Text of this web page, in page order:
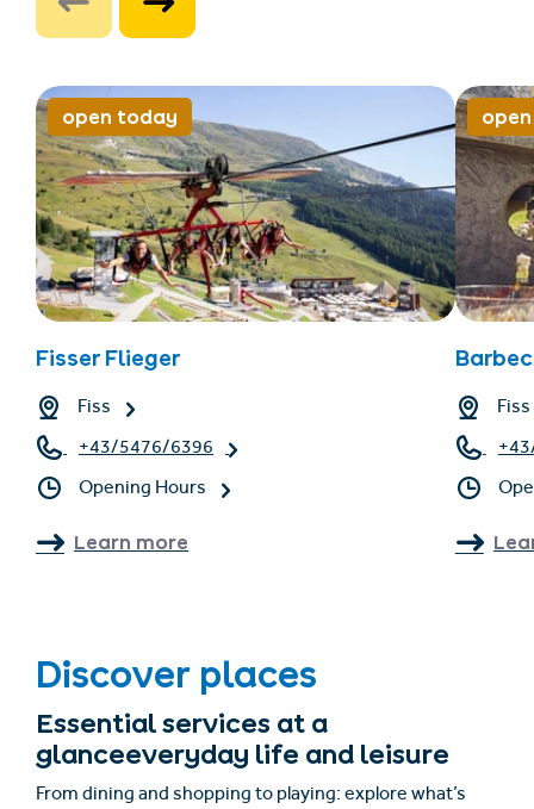
open today
Fisser Flieger
Fiss
+43/5476/6396
Opening Hours
Learn more
Fiss
Discover places
Essential services at a
glanceeveryday life and leisure
From dining and shopping to playing: explore what’s